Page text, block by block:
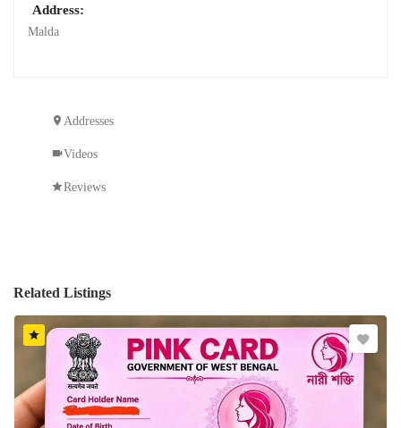
Address:
Malda
Addresses
Videos
Reviews
Related Listings